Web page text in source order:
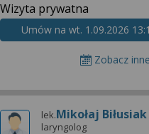
Wizyta prywatna
Umów na wt. 1.09.2026
Zobacz
lek.Mikołaj Biłusiak
laryngolog